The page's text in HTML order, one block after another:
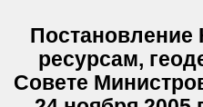
Постановление
ресурсам,
Совете